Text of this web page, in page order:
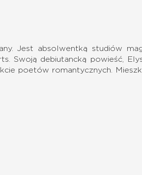
Jest absolwentką studiów
Swoją debiutancką powieść,
poetów romantycznych.